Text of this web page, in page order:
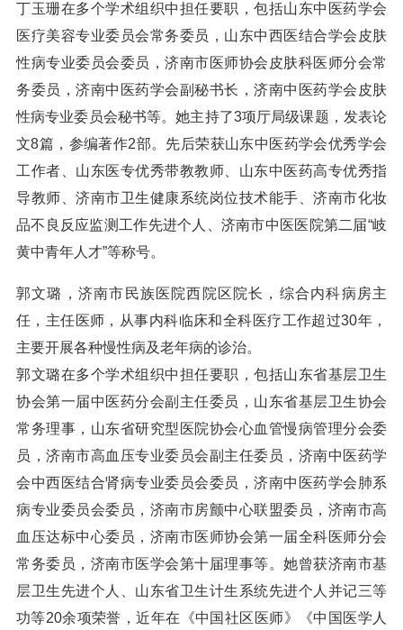
丁玉珊在多个学术组织中担任要职，包括山东中医药学会
医疗美容专业委员会常务委员，山东中西医结合学会皮肤
性病专业委员会委员，济南市医师协会皮肤科医师分会常
务委员，济南中医药学会副秘书长，济南中医药学会皮肤
性病专业委员会秘书等。她主持了3项厅局级课题，发表论
文8篇，参编著作2部。先后荣获山东中医药学会优秀学会
工作者、山东医专优秀带教教师、山东中医药高专优秀指
导教师、济南市卫生健康系统岗位技术能手、济南市化妆
品不良反应监测工作先进个人、济南市中医医院第二届“岐
黄中青年人才”等称号。
郭文璐，济南市民族医院西院区院长，综合内科病房主
任，主任医师，从事内科临床和全科医疗工作超过30年，
主要开展各种慢性病及老年病的诊治。
郭文璐在多个学术组织中担任要职，包括山东省基层卫生
协会第一届中医药分会副主任委员，山东省基层卫生协会
常务理事，山东省研究型医院协会心血管慢病管理分会委
员，济南市高血压专业委员会副主任委员，济南中医药学
会中西医结合肾病专业委员会委员，济南中医药学会肺系
病专业委员会委员，济南市房颤中心联盟委员，济南市高
血压达标中心委员，济南市医师协会第一届全科医师分会
常务委员，济南市医学会第十届理事等。她曾获济南市基
层卫生先进个人、山东省卫生计生系统先进个人并记三等
功等20余项荣誉，近年在《中国社区医师》《中国医学人